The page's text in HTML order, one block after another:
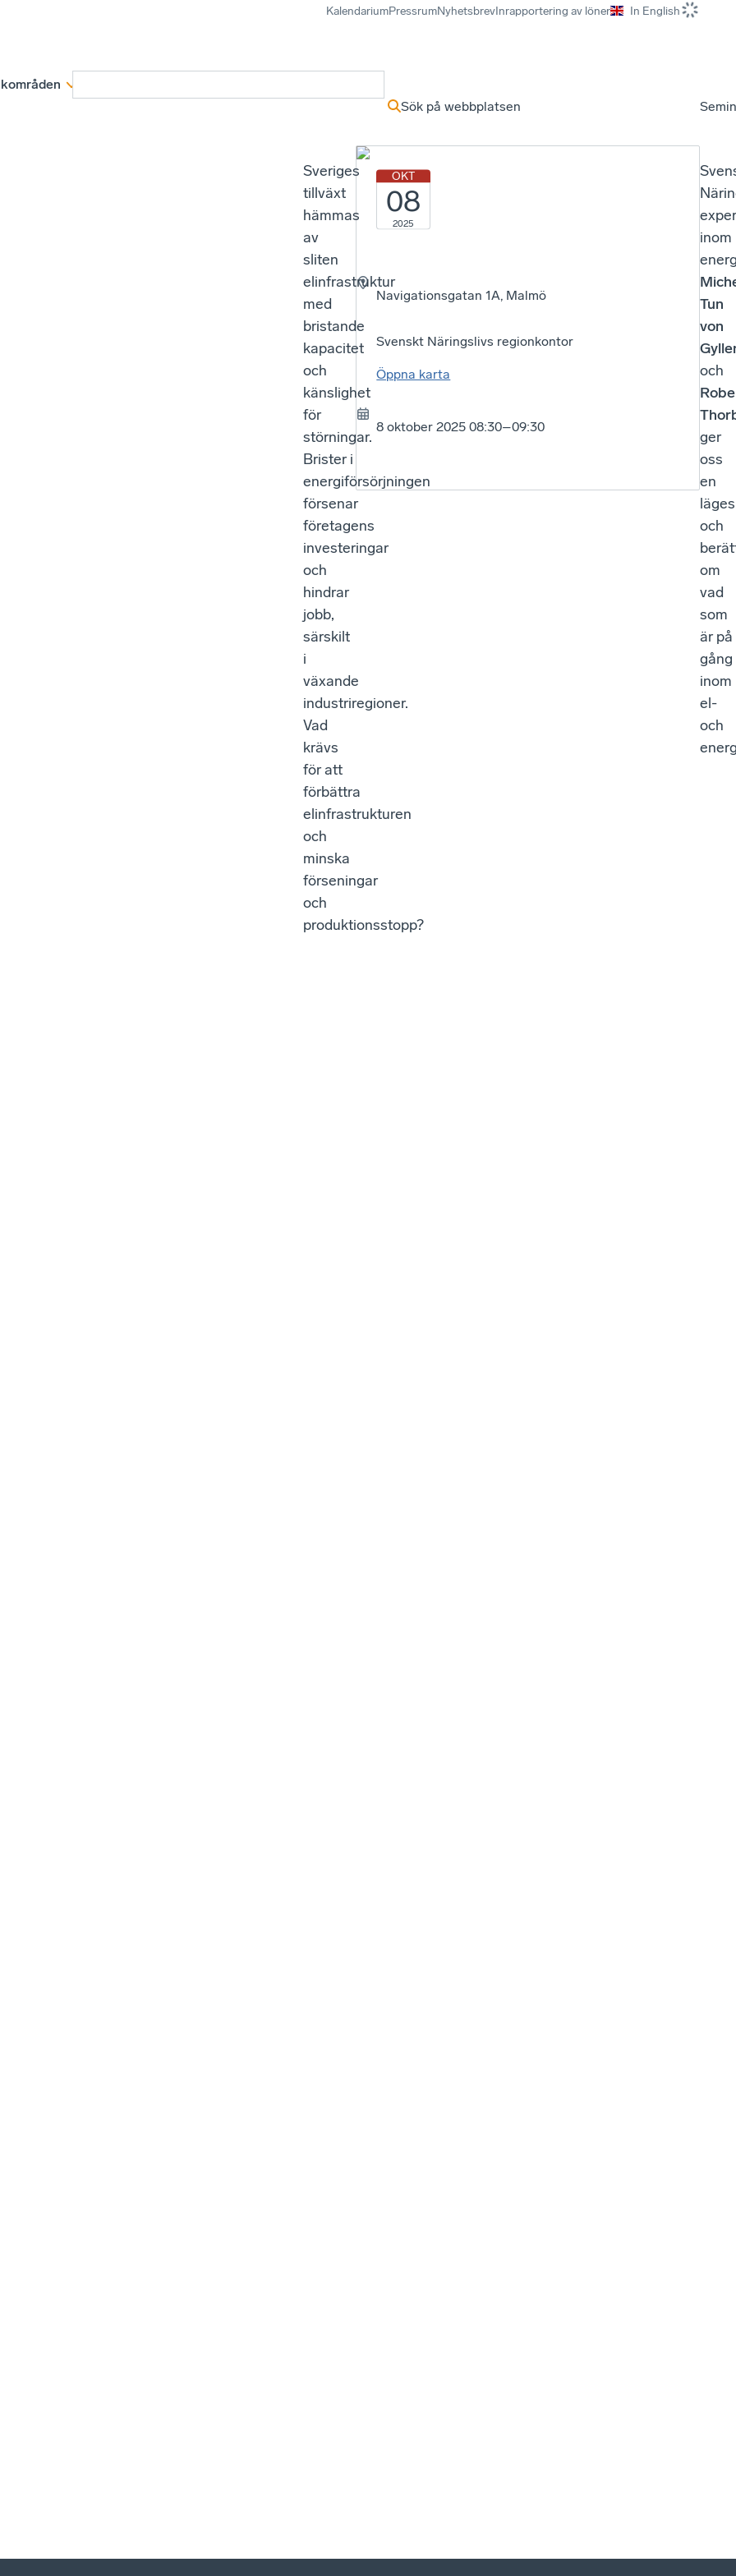
KalendariumPressrumNyhetsbrevInrapportering av löner In English
Sök på webbplatsen
OKT
08
2025
Navigationsgatan 1A, Malmö
Svenskt Näringslivs regionkontor
Öppna karta
8 oktober 2025 08:30–09:30
Sveriges
tillväxt
hämmas
av
sliten
elinfrastruktur
med
bristande
kapacitet
och
känslighet
för
störningar.
Brister i
energiförsörjningen
försenar
företagens
investeringar
och
hindrar
jobb,
särskilt
i
växande
industriregioner.
Vad
krävs
för att
förbättra
elinfrastrukturen
och
minska
förseningar
och
produktionsstopp?
inom
Tun
von
och
ger
oss
en
och
om
vad
som
är på
gång
inom
el-
och